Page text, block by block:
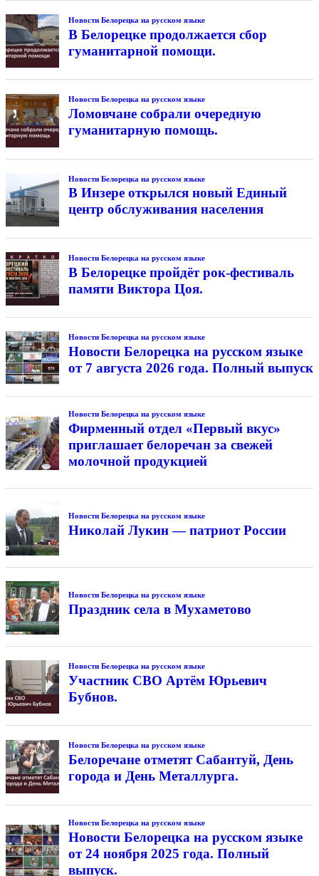
Новости Белорецка на русском языке
В Белорецке продолжается сбор
гуманитарной помощи.
Новости Белорецка на русском языке
Ломовчане собрали очередную
гуманитарную помощь.
Новости Белорецка на русском языке
В Инзере открылся новый Единый
центр обслуживания населения
Новости Белорецка на русском языке
В Белорецке пройдёт рок-фестиваль
памяти Виктора Цоя.
Новости Белорецка на русском языке
Новости Белорецка на русском языке
от 7 августа 2026 года. Полный выпуск
Новости Белорецка на русском языке
Фирменный отдел «Первый вкус»
приглашает белоречан за свежей
молочной продукцией
Новости Белорецка на русском языке
Николай Лукин — патриот России
Новости Белорецка на русском языке
Праздник села в Мухаметово
Новости Белорецка на русском языке
Участник СВО Артём Юрьевич
Бубнов.
Новости Белорецка на русском языке
Белоречане отметят Сабантуй, День
города и День Металлурга.
Новости Белорецка на русском языке
Новости Белорецка на русском языке
от 24 ноября 2025 года. Полный
выпуск.